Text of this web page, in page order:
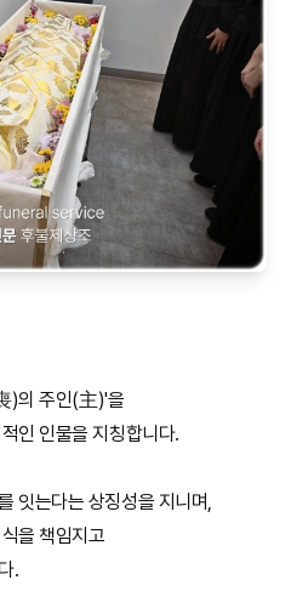
)의 주인(主)'을
인 인물을 지칭합니다.
잇는다는 상징성을 지니며,
을 책임지고
.